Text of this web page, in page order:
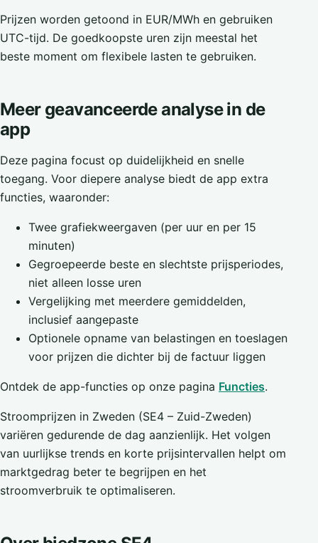
Prijzen worden getoond in EUR/MWh en gebruiken
UTC-tijd. De goedkoopste uren zijn meestal het
beste moment om flexibele lasten te gebruiken.
Meer geavanceerde analyse in de
app
Deze pagina focust op duidelijkheid en snelle
toegang. Voor diepere analyse biedt de app extra
functies, waaronder:
Twee grafiekweergaven (per uur en per 15
minuten)
Gegroepeerde beste en slechtste prijsperiodes,
niet alleen losse uren
Vergelijking met meerdere gemiddelden,
inclusief aangepaste
Optionele opname van belastingen en toeslagen
voor prijzen die dichter bij de factuur liggen
Ontdek de app-functies op onze pagina Functies.
Stroomprijzen in Zweden (SE4 – Zuid-Zweden)
variëren gedurende de dag aanzienlijk. Het volgen
van uurlijkse trends en korte prijsintervallen helpt om
marktgedrag beter te begrijpen en het
stroomverbruik te optimaliseren.